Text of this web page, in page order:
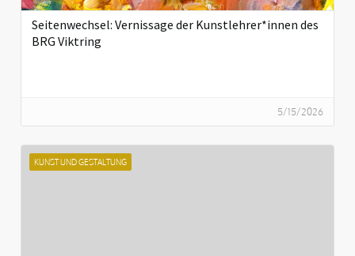
Seitenwechsel: Vernissage der Kunstlehrer*innen des
BRG Viktring
5/15/2026
KUNST UND GESTALTUNG